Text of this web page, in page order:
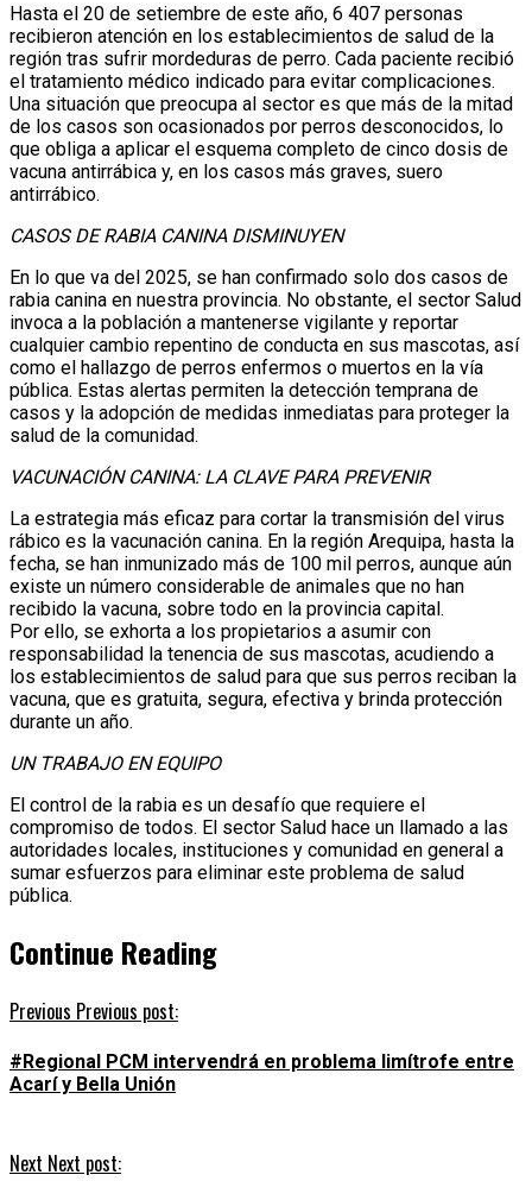
Hasta el 20 de setiembre de este año, 6 407 personas
recibieron atención en los establecimientos de salud de la
región tras sufrir mordeduras de perro. Cada paciente recibió
el tratamiento médico indicado para evitar complicaciones.
Una situación que preocupa al sector es que más de la mitad
de los casos son ocasionados por perros desconocidos, lo
que obliga a aplicar el esquema completo de cinco dosis de
vacuna antirrábica y, en los casos más graves, suero
antirrábico.
CASOS DE RABIA CANINA DISMINUYEN
En lo que va del 2025, se han confirmado solo dos casos de
rabia canina en nuestra provincia. No obstante, el sector Salud
invoca a la población a mantenerse vigilante y reportar
cualquier cambio repentino de conducta en sus mascotas, así
como el hallazgo de perros enfermos o muertos en la vía
pública. Estas alertas permiten la detección temprana de
casos y la adopción de medidas inmediatas para proteger la
salud de la comunidad.
VACUNACIÓN CANINA: LA CLAVE PARA PREVENIR
La estrategia más eficaz para cortar la transmisión del virus
rábico es la vacunación canina. En la región Arequipa, hasta la
fecha, se han inmunizado más de 100 mil perros, aunque aún
existe un número considerable de animales que no han
recibido la vacuna, sobre todo en la provincia capital.
Por ello, se exhorta a los propietarios a asumir con
responsabilidad la tenencia de sus mascotas, acudiendo a
los establecimientos de salud para que sus perros reciban la
vacuna, que es gratuita, segura, efectiva y brinda protección
durante un año.
UN TRABAJO EN EQUIPO
El control de la rabia es un desafío que requiere el
compromiso de todos. El sector Salud hace un llamado a las
autoridades locales, instituciones y comunidad en general a
sumar esfuerzos para eliminar este problema de salud
pública.
Continue Reading
Previous Previous post:
#Regional PCM intervendrá en problema limítrofe entre
Acarí y Bella Unión
Next Next post: